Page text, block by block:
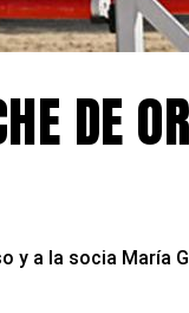
DE
y a la socia María